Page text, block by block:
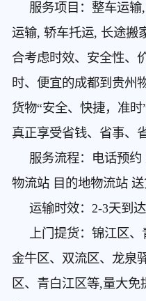
服务项目：整车运输,
运输, 轿车托运, 长途搬
合考虑时效、安全性、
时、便宜的成都到贵州
货物“安全、快捷，准
真正享受省钱、省事、
服务流程：电话预约
物流站 目的地物流站
运输时效：2-3天到达
上门提货：锦江区、
金牛区、双流区、龙泉
区、青白江区等,量大